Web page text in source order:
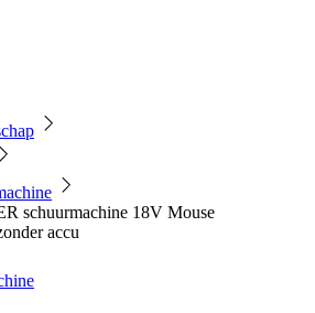
schuurmachine 18V Mouse
accu